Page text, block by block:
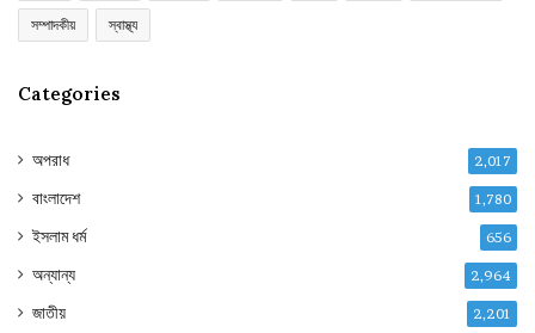
সম্পাদকীয় স্বাস্থ্য
Categories
অপরাধ 2,017
বাংলাদেশ 1,780
ইসলাম ধর্ম 656
অন্যান্য 2,964
জাতীয় 2,201